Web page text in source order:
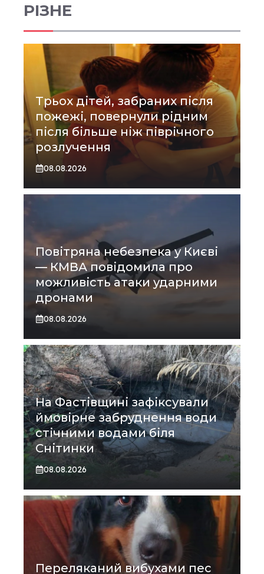
РІЗНЕ
Трьох дітей, забраних після
пожежі, повернули рідним
після більше ніж піврічного
розлучення
08.08.2026
Повітряна небезпека у Києві
— КМВА повідомила про
можливість атаки ударними
дронами
08.08.2026
На Фастівщині зафіксували
ймовірне забруднення води
стічними водами біля
Снітинки
08.08.2026
Переляканий вибухами пес